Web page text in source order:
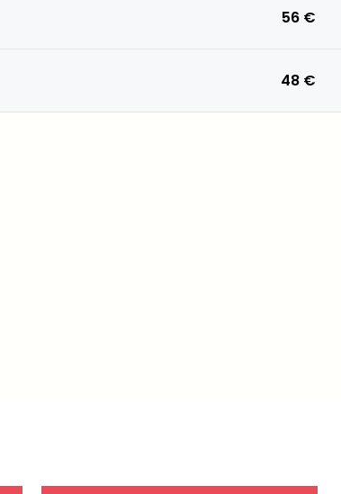
56 €
48 €